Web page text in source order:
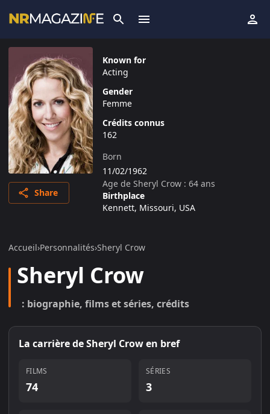
Share
Known for
Acting
Gender
Femme
Crédits connus
162
Born
11/02/1962
Age de Sheryl Crow : 64 ans
Birthplace
Kennett, Missouri, USA
Accueil›Personnalités›Sheryl Crow
Sheryl Crow
: biographie, films et séries, crédits
La carrière deSheryl Crowen bref
FILMS
74
SÉRIES
3